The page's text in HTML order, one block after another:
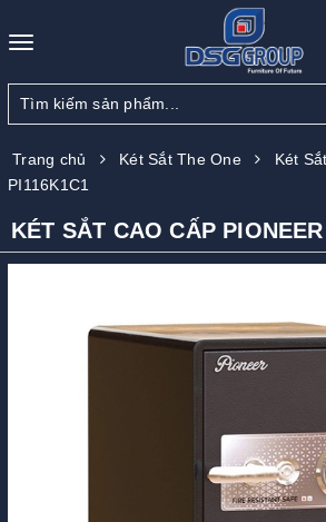
Toggle
Trang chủ Két Sắt The One
Két
PI116K1C1
KÉT SẮT CAO CẤP